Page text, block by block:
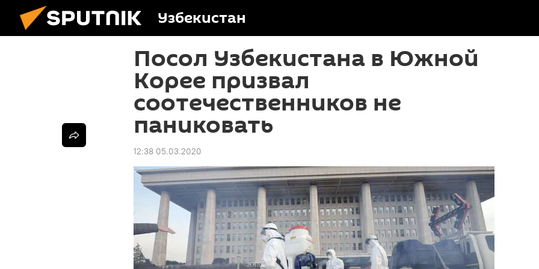
Узбекистан
Посол Узбекистана в Южной
Корее призвал
соотечественников не
паниковать
12:38 05.03.2020